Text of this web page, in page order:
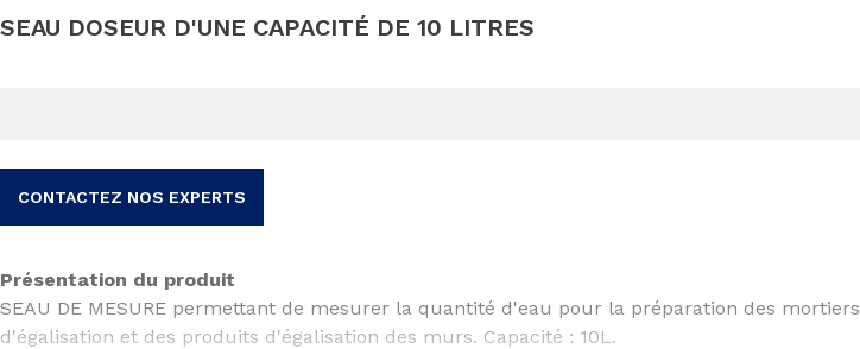
SEAU DOSEUR D'UNE CAPACITÉ DE 10 LITRES
CONTACTEZ NOS EXPERTS
Présentation du produit
SEAU DE MESURE permettant de mesurer la quantité d'eau pour la préparation des mortiers
d'égalisation et des produits d'égalisation des murs. Capacité : 10L.